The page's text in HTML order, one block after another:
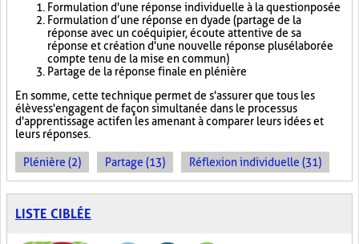
Formulation d'une réponse individuelle à la question posée
Formulation d’une réponse en dyade (partage de la
réponse avec un coéquipier, écoute attentive de sa
réponse et création d'une nouvelle réponse plus élaborée
compte tenu de la mise en commun)
Partage de la réponse finale en plénière
En somme, cette technique permet de s'assurer que tous les
élèves s'engagent de façon simultanée dans le processus
d'apprentissage actif en les amenant à comparer leurs idées et
leurs réponses.
Plénière (2) Partage (13) Réflexion individuelle (31)
LISTE CIBLÉE